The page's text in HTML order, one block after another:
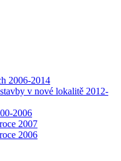
2006-2014
v nové lokalitě 2012-
2006
2007
2006